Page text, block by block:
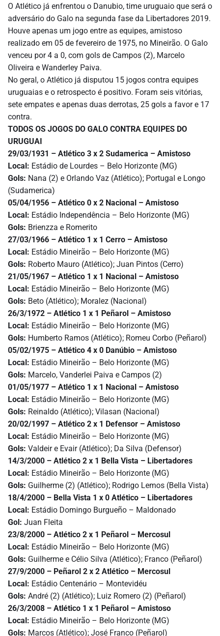
O Atlético já enfrentou o Danubio, time uruguaio que será o
adversário do Galo na segunda fase da Libertadores 2019.
Houve apenas um jogo entre as equipes, amistoso
realizado em 05 de fevereiro de 1975, no Mineirão. O Galo
venceu por 4 a 0, com gols de Campos (2), Marcelo
Oliveira e Wanderley Paiva.
No geral, o Atlético já disputou 15 jogos contra equipes
uruguaias e o retrospecto é positivo. Foram seis vitórias,
sete empates e apenas duas derrotas, 25 gols a favor e 17
contra.
TODOS OS JOGOS DO GALO CONTRA EQUIPES DO
URUGUAI
29/03/1931 – Atlético 3 x 2 Sudamerica – Amistoso
Local: Estádio de Lourdes – Belo Horizonte (MG)
Gols: Nana (2) e Orlando Vaz (Atlético); Portugal e Longo
(Sudamerica)
05/04/1956 – Atlético 0 x 2 Nacional – Amistoso
Local: Estádio Independência – Belo Horizonte (MG)
Gols: Brienzza e Romerito
27/03/1966 – Atlético 1 x 1 Cerro – Amistoso
Local: Estádio Mineirão – Belo Horizonte (MG)
Gols: Roberto Mauro (Atlético); Juan Pintos (Cerro)
21/05/1967 – Atlético 1 x 1 Nacional – Amistoso
Local: Estádio Mineirão – Belo Horizonte (MG)
Gols: Beto (Atlético); Moralez (Nacional)
26/3/1972 – Atlético 1 x 1 Peñarol – Amistoso
Local: Estádio Mineirão – Belo Horizonte (MG)
Gols: Humberto Ramos (Atlético); Romeu Corbo (Peñarol)
05/02/1975 – Atlético 4 x 0 Danúbio – Amistoso
Local: Estádio Mineirão – Belo Horizonte (MG)
Gols: Marcelo, Vanderlei Paiva e Campos (2)
01/05/1977 – Atlético 1 x 1 Nacional – Amistoso
Local: Estádio Mineirão – Belo Horizonte (MG)
Gols: Reinaldo (Atlético); Vilasan (Nacional)
20/02/1997 – Atlético 2 x 1 Defensor – Amistoso
Local: Estádio Mineirão – Belo Horizonte (MG)
Gols: Valdeir e Evair (Atlético); Da Silva (Defensor)
14/3/2000 – Atlético 2 x 1 Bella Vista – Libertadores
Local: Estádio Mineirão – Belo Horizonte (MG)
Gols: Guilherme (2) (Atlético); Rodrigo Lemos (Bella Vista)
18/4/2000 – Bella Vista 1 x 0 Atlético – Libertadores
Local: Estádio Domingo Burgueño – Maldonado
Gol: Juan Fleita
23/8/2000 – Atlético 2 x 1 Peñarol – Mercosul
Local: Estádio Mineirão – Belo Horizonte (MG)
Gols: Guilherme e Célio Silva (Atlético); Franco (Peñarol)
27/9/2000 – Peñarol 2 x 2 Atlético – Mercosul
Local: Estádio Centenário – Montevidéu
Gols: André (2) (Atlético); Luiz Romero (2) (Peñarol)
26/3/2008 – Atlético 1 x 1 Peñarol – Amistoso
Local: Estádio Mineirão – Belo Horizonte (MG)
Gols: Marcos (Atlético); José Franco (Peñarol)